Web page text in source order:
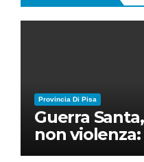
Provincia Di Pisa
Guerra
non
nuovo